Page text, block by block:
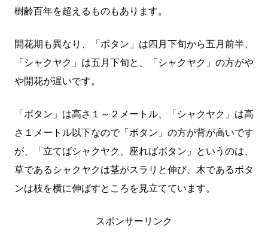
樹齢百年を超えるものもあります。
開花期も異なり、「ボタン」は四月下旬から五月前半、
「シャクヤク」は五月下旬と、「シャクヤク」の方がや
や開花が遅いです。
「ボタン」は高さ１～２メートル、「シャクヤク」は高
さ１メートル以下なので「ボタン」の方が背が高いです
が、「立てばシャクヤク、座ればボタン」というのは、
草であるシャクヤクは茎がスラリと伸び、木であるボタ
ンは枝を横に伸ばすところを見立てています。
スポンサーリンク